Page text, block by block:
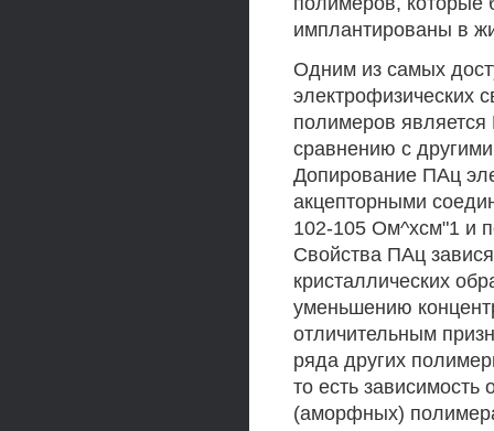
имплантированы в
Одним из самых
электрофизических
полимеров
сравнению с
Допирование ПАц
акцепторными
102-105 Ом^хсм"1 и
Свойства ПАц
кристаллических
уменьшению
отличительным
ряда других
то есть зависимость
(аморфных)